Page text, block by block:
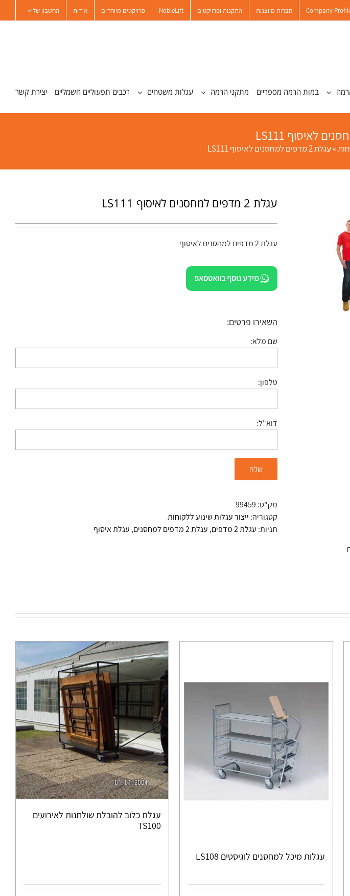
Company חברות מיוצגות התקנות ופרויקטים NobleLift פרויקטים מיוחדים אודות החשבון שלי
במות הרמה מספריים מתקני הרמה עגלות משטחים רכבים תפעוליים חשמליים יצירת קשר
»עגלת 2 מדפים למחסנים לאיסוף LS111
עגלת 2 מדפים למחסנים לאיסוף LS111
עגלת 2 מדפים למחסנים לאיסוף
מידע נוסף בוואטסאפ
השאירו פרטים:
שם מלא:
טלפון:
דוא"ל:
מק"ט: 99459
קטגוריה: ייצור עגלות שינוע ללקוחות
תגיות: עגלת 2 מדפים , עגלת 2 מדפים למחסנים , עגלת איסוף
עגלות מיכל למחסנים לוגיסטים LS108
עגלת כלוב להובלת שולחנות לאירועים
TS100